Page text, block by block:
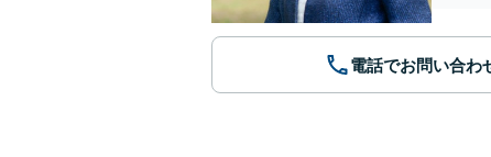
電話でお問い合わ